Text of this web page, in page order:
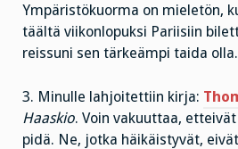
Ympäristökuorma on mieletön,
täältä viikonlopuksi Pariisiin
reissuni sen tärkeämpi taida olla.
3. Minulle lahjoitettiin kirja:
Haaskio. Voin vakuuttaa,
pidä. Ne, jotka häikäistyvät,